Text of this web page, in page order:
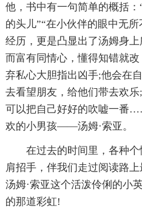
他，书中有一句简单的概括
的头儿”“在小伙伴的眼中无
经历，更是凸显出了汤姆身
而富有同情心，懂得知错就
弃私心大胆指出凶手;他会在
去看望朋友，给他们带去欢
可以把自己好好的吹嘘一番
欢的小男孩——汤姆·索亚。
在过去的时间里，各种
肩招手，伴我们走过阅读路
汤姆·索亚这个活泼伶俐的小
的那道彩虹!